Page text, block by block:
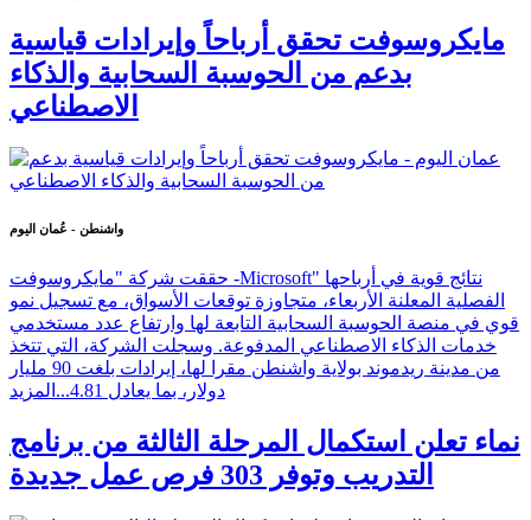
مايكروسوفت تحقق أرباحاً وإيرادات قياسية
بدعم من الحوسبة السحابية والذكاء
الاصطناعي
واشنطن - عُمان اليوم
حققت شركة "مايكروسوفت -Microsoft" نتائج قوية في أرباحها
الفصلية المعلنة الأربعاء، متجاوزة توقعات الأسواق، مع تسجيل نمو
قوي في منصة الحوسبة السحابية التابعة لها وارتفاع عدد مستخدمي
خدمات الذكاء الاصطناعي المدفوعة. وسجلت الشركة، التي تتخذ
من مدينة ريدموند بولاية واشنطن مقرا لها، إيرادات بلغت 90 مليار
دولار، بما يعادل 4.81...
المزيد
نماء تعلن استكمال المرحلة الثالثة من برنامج
التدريب وتوفر 303 فرص عمل جديدة